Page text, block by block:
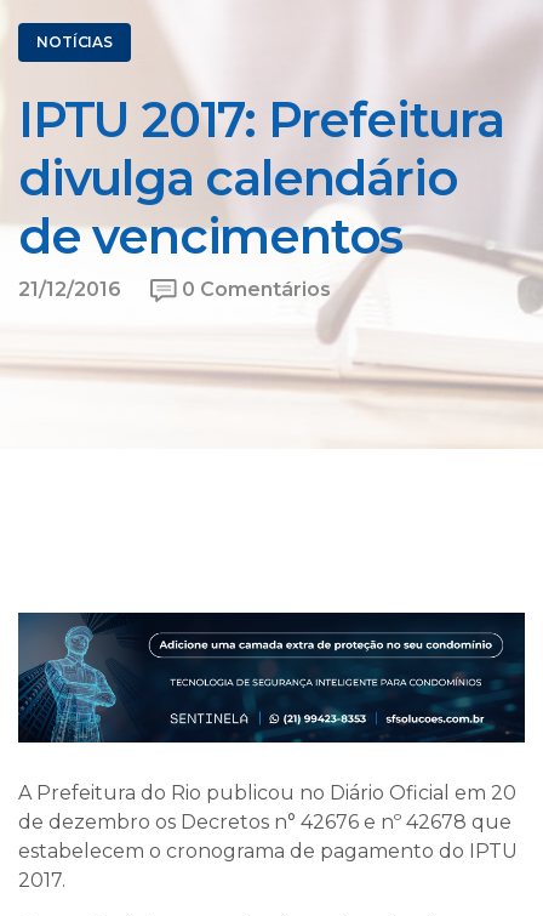
NOTÍCIAS
IPTU 2017: Prefeitura
divulga calendário
de vencimentos
21/12/2016 0 Comentários
A Prefeitura do Rio publicou no Diário Oficial em 20
de dezembro os Decretos n° 42676 e nº 42678 que
estabelecem o cronograma de pagamento do IPTU
2017.